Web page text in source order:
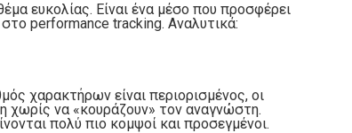
ευκολίας. Είναι ένα μέσο που προσφέρει
performance tracking. Αναλυτικά:
χαρακτήρων είναι περιορισμένος, οι
χωρίς να «κουράζουν» τον αναγνώστη.
πολύ πιο κομψοί και προσεγμένοι.